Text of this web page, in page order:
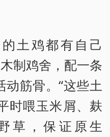
土鸡都有自己
制鸡舍，配一条
筋骨。“这些土
时喂玉米屑、麸
草，保证原生